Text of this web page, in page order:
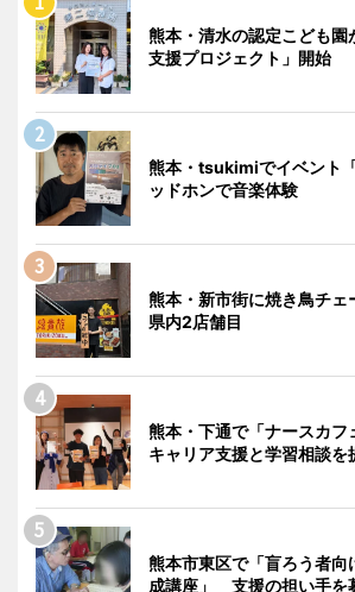
熊本・清水の認定こども園
支援プロジェクト」開始
熊本・tsukimiでイベント
ッドホンで音楽体験
熊本・新市街に焼き鳥チ
県内2店舗目
熊本・下通で「ナースカ
キャリア支援と学習相談を
熊本市東区で「盲ろう者向
成講座」 支援の担い手を